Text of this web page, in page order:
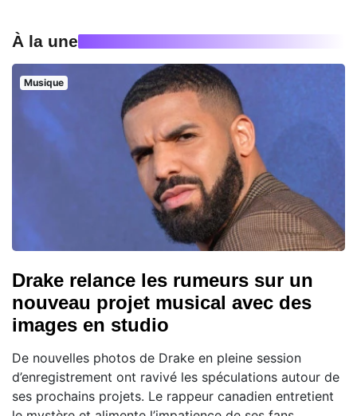
À la une
Musique
Drake relance les rumeurs sur un
nouveau projet musical avec des
images en studio
De nouvelles photos de Drake en pleine session
d’enregistrement ont ravivé les spéculations autour de
ses prochains projets. Le rappeur canadien entretient